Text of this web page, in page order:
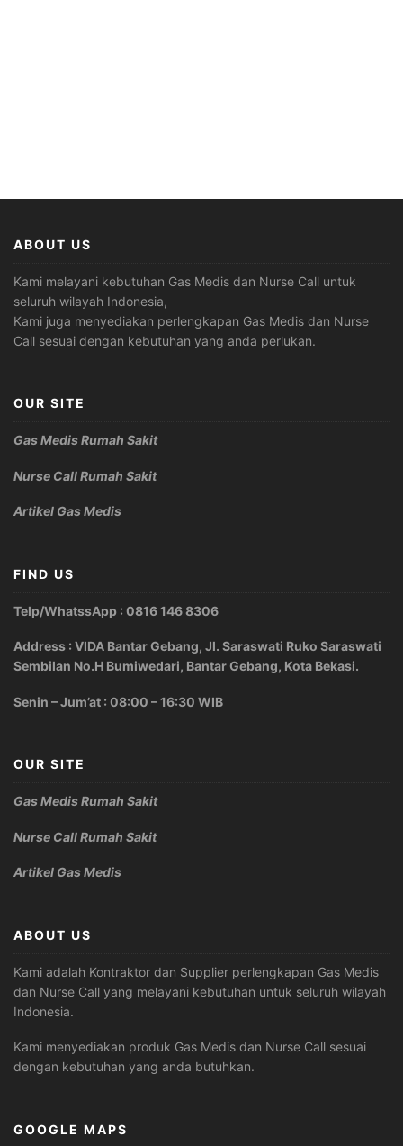
ABOUT US
Kami melayani kebutuhan Gas Medis dan Nurse Call untuk
seluruh wilayah Indonesia,
Kami juga menyediakan perlengkapan Gas Medis dan Nurse
Call sesuai dengan kebutuhan yang anda perlukan.
OUR SITE
Gas Medis Rumah Sakit
Nurse Call Rumah Sakit
Artikel Gas Medis
FIND US
Telp/WhatssApp : 0816 146 8306
Address : VIDA Bantar Gebang, Jl. Saraswati Ruko Saraswati
Sembilan No.H Bumiwedari, Bantar Gebang, Kota Bekasi.
Senin – Jum’at : 08:00 – 16:30 WIB
OUR SITE
Gas Medis Rumah Sakit
Nurse Call Rumah Sakit
Artikel Gas Medis
ABOUT US
Kami adalah Kontraktor dan Supplier perlengkapan Gas Medis
dan Nurse Call yang melayani kebutuhan untuk seluruh wilayah
Indonesia.
Kami menyediakan produk Gas Medis dan Nurse Call sesuai
dengan kebutuhan yang anda butuhkan.
GOOGLE MAPS